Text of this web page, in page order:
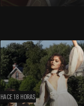
HACE 18 HORAS